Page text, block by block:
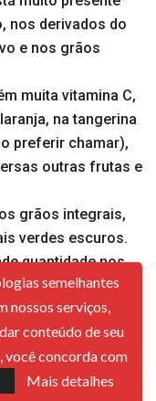
nos derivados do
e nos grãos
muita vitamina C,
na tangerina
preferir chamar),
outras frutas e
grãos integrais,
verdes escuros.
quantidade nos
peixe e frango.
como a quinoa e
que é
em grãos
semelhantes
nossos serviços,
conteúdo de seu
você concorda com
Mais detalhes